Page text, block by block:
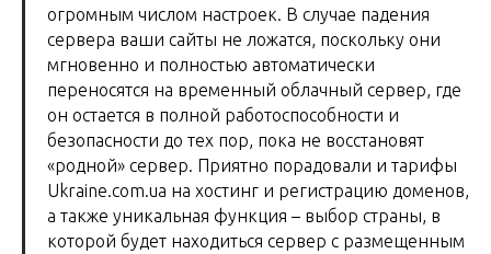
огромным числом настроек. В случае падения
сервера ваши сайты не ложатся, поскольку они
мгновенно и полностью автоматически
переносятся на временный облачный сервер, где
он остается в полной работоспособности и
безопасности до тех пор, пока не восстановят
«родной» сервер. Приятно порадовали и тарифы
Ukraine.com.ua на хостинг и регистрацию доменов,
а также уникальная функция – выбор страны, в
которой будет находиться сервер с размещенным